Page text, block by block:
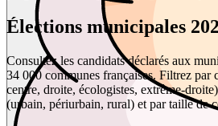
Élections municipales
Consultez les candidats déclarés aux
34 000 communes françaises. Filtrez par
centre, droite, écologistes, extrême-
(urbain, périurbain, rural) et par taille de